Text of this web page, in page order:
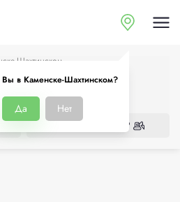
Вы в Каменске-Шахтинском?
Да Нет
Шахтинском
в
Нужен демонтаж?